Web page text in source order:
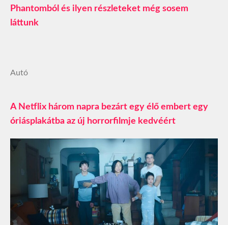
Phantomból és ilyen részleteket még sosem
láttunk
Autó
A Netflix három napra bezárt egy élő embert egy
óriásplakátba az új horrorfilmje kedvéért